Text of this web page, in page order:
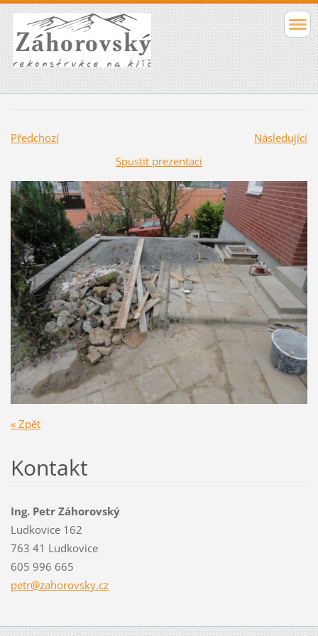
Předchozí
Následující
Spustit prezentaci
« Zpět
Kontakt
Ing. Petr Záhorovský
Ludkovice 162
763 41 Ludkovice
605 996 665
petr@zahorovsky.cz